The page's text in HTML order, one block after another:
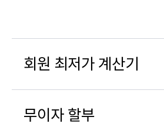
회원 최저가 계산기
무이자 할부